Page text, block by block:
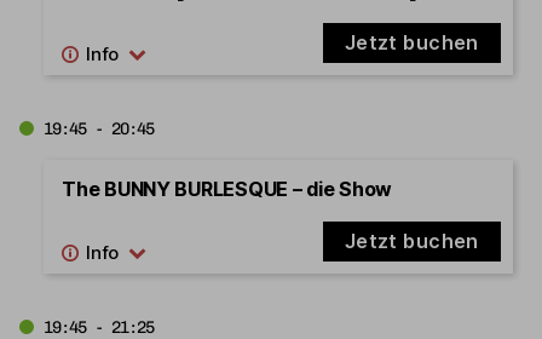
Jetzt buchen
19:45 - 20:45
The BUNNY BURLESQUE – die Show
Jetzt buchen
19:45 - 21:25